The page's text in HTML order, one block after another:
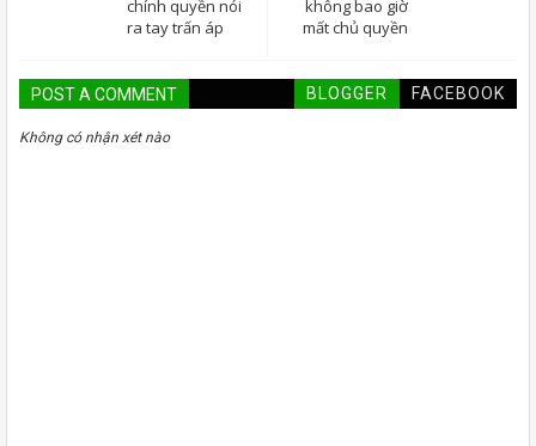
không bao giờ
mất chủ quyền
chính quyền nói
ra tay trấn áp
POST A COMMENT BLOGGER FACEBOOK
Không có nhận xét nào